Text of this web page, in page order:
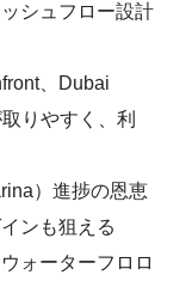
シュフロー設計
、Dubai
りやすく、利
）進捗の恩恵
ンも狙える
ォーターフロロ